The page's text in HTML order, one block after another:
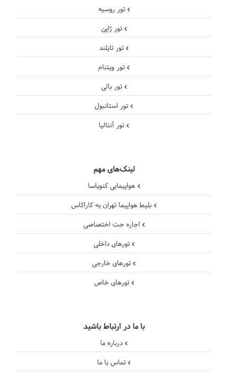
تور روسیه
تور ژاپن
تور تایلند
تور ویتنام
تور بالی
تور استانبول
تور آنتالیا
لینک‌های مهم
هواپیمایی کنویاسا
بلیط هواپیما تهران به کاراکاس
اجاره جت اختصاصی
تورهای داخلی
تورهای خارجی
تورهای خاص
با ما در ارتباط باشید
درباره ما
تماس با ما